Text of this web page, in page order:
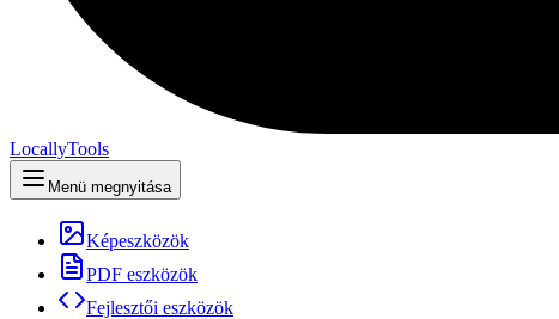
LocallyTools
Menü megnyitása
Képeszközök
PDF eszközök
Fejlesztői eszközök